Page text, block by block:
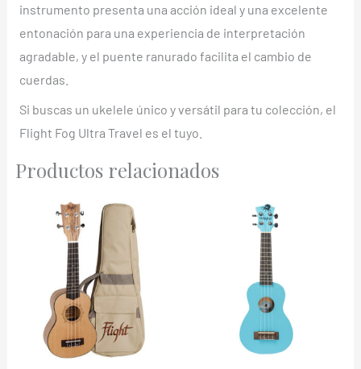
instrumento presenta una acción ideal y una excelente
entonación para una experiencia de interpretación
agradable, y el puente ranurado facilita el cambio de
cuerdas.
Si buscas un ukelele único y versátil para tu colección, el
Flight Fog Ultra Travel es el tuyo.
Productos relacionados